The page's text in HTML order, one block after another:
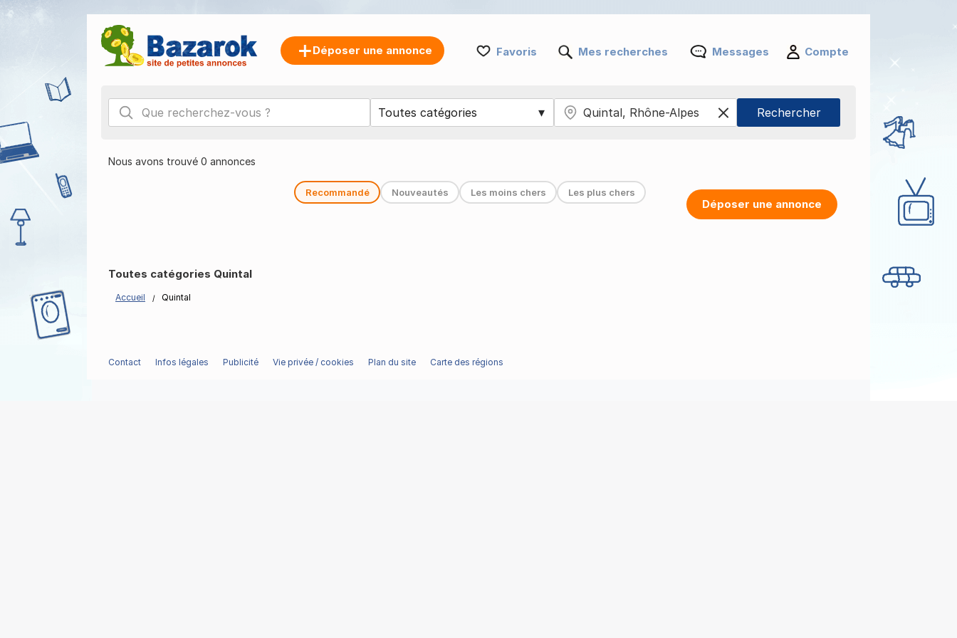
Déposer une annonce Favoris Mes recherches Messages Compte
Nous avons trouvé 0 annonces
Recommandé Nouveautés Les moins chers Les plus chers
Toutes catégories Quintal
Accueil Quintal
Déposer une annonce
Contact Infos légales Publicité Vie privée / cookies Plan du site Carte des régions